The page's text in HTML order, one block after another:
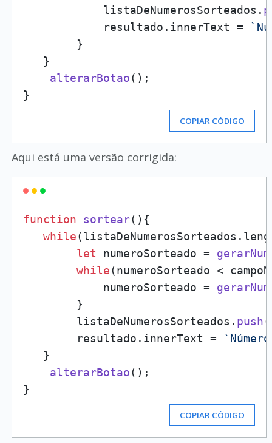
            listaDeNumerosSorteados.
            resultado.
innerText =
        }
   }
alterarBotao();
COPIAR CÓDIGO
Aqui está uma versão corrigida:
function sortear( ){
while(listaDeNumerosSorteados.
let numeroSorteado =
while(numeroSorteado <
            numeroSorteado =
        }
        listaDeNumerosSorteados.
push
        resultado.
innerText =
   }
alterarBotao();
COPIAR CÓDIGO